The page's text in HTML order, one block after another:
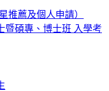
推薦及個人申請）
暨碩專、博士班 入學考